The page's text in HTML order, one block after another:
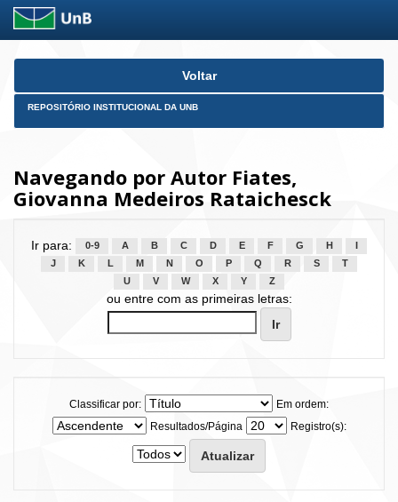
Skip
Voltar
REPOSITÓRIO INSTITUCIONAL DA UNB
Navegando por Autor Fiates,
Giovanna Medeiros Rataichesck
Ir para: 0-9 A B C D E F G H
J
K L M N O P Q R S
T
U
V W X Y Z
ou entre com as primeiras letras:
Classificar por:
Em ordem:
Resultados/Página
Registro(s):